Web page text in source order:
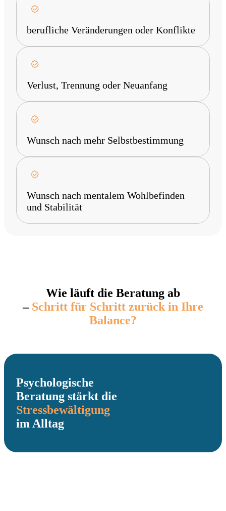
berufliche Veränderungen oder Konflikte
Verlust, Trennung oder Neuanfang
Wunsch nach mehr Selbstbestimmung
Wunsch nach mentalem Wohlbefinden
und Stabilität
Wie läuft die Beratung ab
– Schritt für Schritt zurück in Ihre
Balance?
Psychologische
Beratung stärkt die
Stressbewältigung
im Alltag